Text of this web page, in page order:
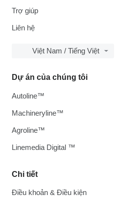
Trợ giúp
Liên hệ
Việt Nam / Tiếng Việt
Chi tiết
Điều khoản & Điều kiện
Dự án của chúng tôi
Autoline™
Machineryline™
Agroline™
Linemedia Digital ™